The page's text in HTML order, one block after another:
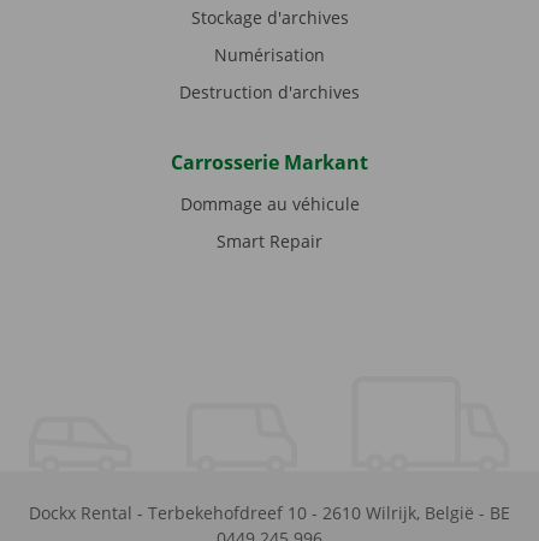
Stockage d'archives
Numérisation
Destruction d'archives
Carrosserie Markant
Dommage au véhicule
Smart Repair
Dockx Rental - Terbekehofdreef 10 - 2610 Wilrijk, België - BE